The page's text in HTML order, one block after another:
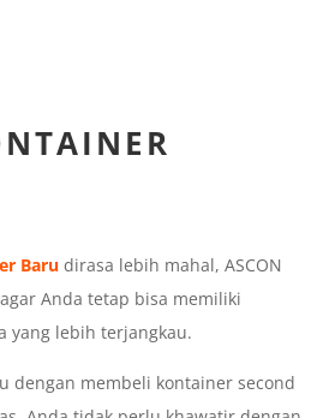
Baru dirasa lebih mahal, ASCON
Anda tetap bisa memiliki
yang lebih terjangkau.
dengan membeli kontainer second